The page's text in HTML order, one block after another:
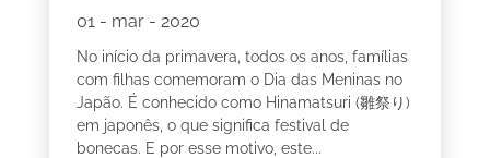
01 - mar - 2020
No início da primavera, todos os anos, famílias
com filhas comemoram o Dia das Meninas no
Japão. É conhecido como Hinamatsuri (雛祭り)
em japonês, o que significa festival de
bonecas. E por esse motivo, este...